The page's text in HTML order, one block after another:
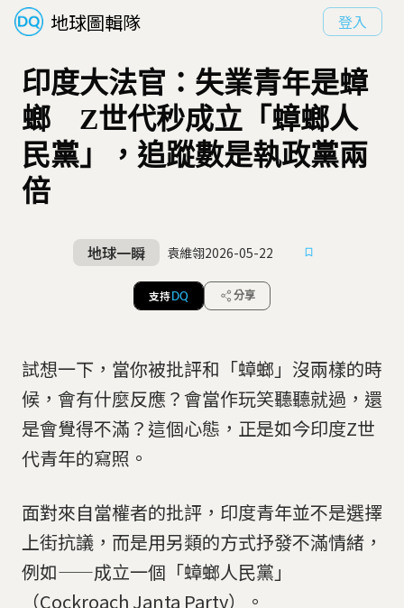
地球圖輯隊 登入
印度大法官：失業青年是蟑
螂 Z世代秒成立「蟑螂人
民黨」，追蹤數是執政黨兩
倍
地球一瞬 袁維翎2026-05-22
支持 DQ 分享
試想一下，當你被批評和「蟑螂」沒兩樣的時
候，會有什麼反應？會當作玩笑聽聽就過，還
是會覺得不滿？這個心態，正是如今印度Z世
代青年的寫照。
面對來自當權者的批評，印度青年並不是選擇
上街抗議，而是用另類的方式抒發不滿情緒，
例如——成立一個「蟑螂人民黨」
（Cockroach Janta Party）。